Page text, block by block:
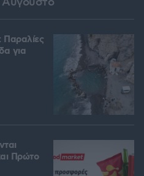
Παραλίες
για
Πρώτο